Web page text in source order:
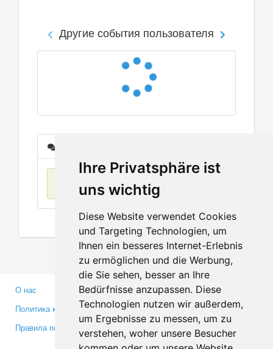
Ihre Privatsphäre ist
uns wichtig
Diese Website verwendet Cookies
und Targeting Technologien, um
Ihnen ein besseres Internet-Erlebnis
zu ermöglichen und die Werbung,
die Sie sehen, besser an Ihre
Bedürfnisse anzupassen. Diese
Technologien nutzen wir außerdem,
um Ergebnisse zu messen, um zu
verstehen, woher unsere Besucher
Другие события пользователя
О нас
Политика конфиденциальности
Правила пользования
Партнерам
Инвесторам
Медиа